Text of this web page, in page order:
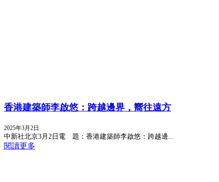
香港建築師李啟悠：跨越邊界，嚮往遠方
2025年3月2日
中新社北京3月2日電 題：香港建築師李啟悠：跨越邊...
閱讀更多